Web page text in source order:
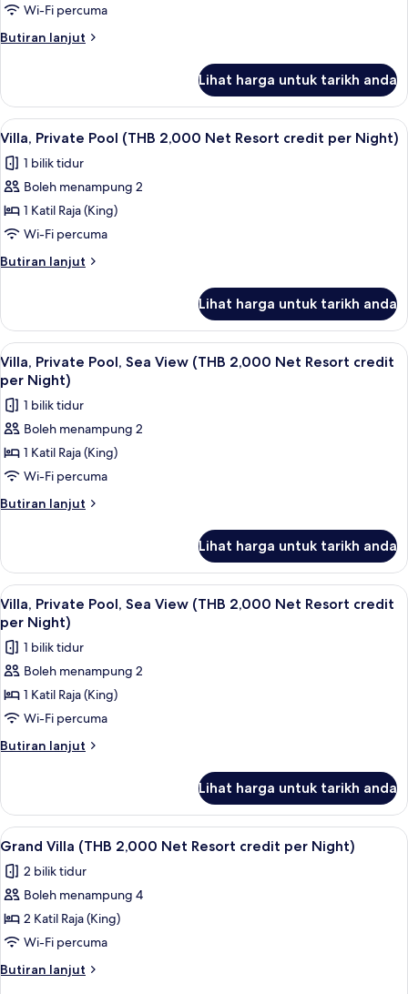
Resort
per
Sea
View
(THB
Net
Resort
credit
per
Night)
Wi-Fi percuma
Butiran lanjut
Butiran
Sea
View
(THB
Net
Resort
per
Night)
Lihat harga untuk tarikh anda
Lihat
semua
foto
untuk
Villa,
Private
Pool
(THB
Net
Resort
credit
per
Night)
Bar mini, peti besi dalam bilik, meja,
6
Villa, Private Pool (THB 2,000 Net Resort credit per Night)
1 bilik tidur
Boleh menampung 2
1 Katil Raja (King)
Wi-Fi percuma
Butiran lanjut
Butiran
Private
Pool
(THB
2,000
Net
Resort
credit
Night)
Lihat harga untuk tarikh anda
Lihat
semua
foto
untuk
Villa,
Private
Pool,
Sea
2,000
Net
Resort
credit
per
Night)
5
Villa, Private Pool, Sea View (THB 2,000 Net Resort credit
per Night)
1 bilik tidur
Boleh menampung 2
1 Katil Raja (King)
Wi-Fi percuma
Butiran lanjut
Butiran
Private
Pool,
Sea
View
(THB
2,000
Net
credit
per
Lihat harga untuk tarikh anda
Lihat
semua
foto
untuk
Villa,
Private
Pool,
Sea
2,000
Net
Resort
credit
per
Night)
5
Villa, Private Pool, Sea View (THB 2,000 Net Resort credit
per Night)
1 bilik tidur
Boleh menampung 2
1 Katil Raja (King)
Wi-Fi percuma
Butiran lanjut
Butiran
Private
Pool,
Sea
(THB
2,000
Resort
credit
Night)
Lihat harga untuk tarikh anda
Lihat
semua
foto
untuk
Grand
Villa
(THB
2,000
7
Grand Villa (THB 2,000 Net Resort credit per Night)
2 bilik tidur
Boleh menampung 4
2 Katil Raja (King)
Wi-Fi percuma
Butiran lanjut
Butiran